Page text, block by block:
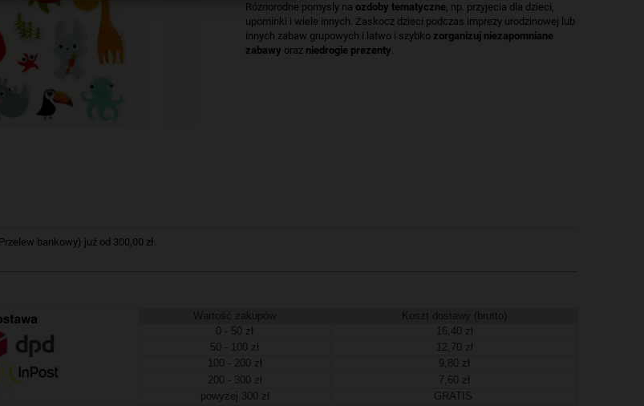
Róznorodne pomysly na ozdoby tematyczne, np. przyjecia dla dzieci,
upominki i wiele innych. Zaskocz dzieci podczas imprezy urodzinowej lub
innych zabaw grupowych i latwo i szybko zorganizuj niezapomniane
zabawy oraz niedrogie prezenty.
bankowy) już od 300,00 zł.
Wartość zakupów
Koszt dostawy (brutto)
0 - 50 zł
16,40 zł
50 - 100 zł
12,70 zł
100 - 200 zł
9,80 zł
200 - 300 zł
7,60 zł
powyżej 300 zł
GRATIS